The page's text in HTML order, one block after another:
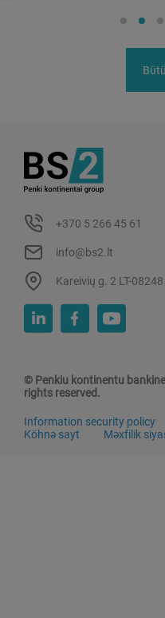
+370 5 266 45 61
info@bs2.lt
Kareivių g. 2 LT-
© Penkiu kontinentu
rights reserved.
Information security policy
Köhnə sayt
Məxfilik